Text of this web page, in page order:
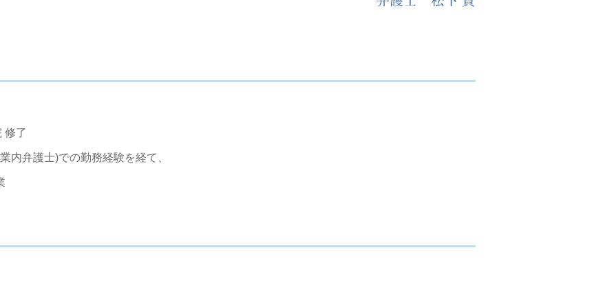
修了
内弁護士)での勤務経験を経て、